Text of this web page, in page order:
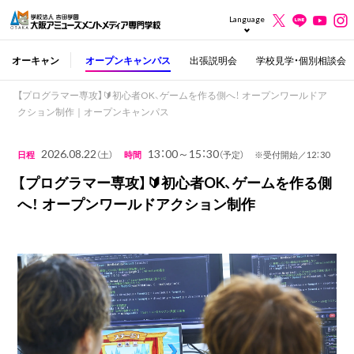
Language
オーキャン オープンキャンパス 出張説明会 学校見学・個別相談会
【プログラマー専攻】🔰初心者OK、ゲームを作る側へ！ オープンワールドア
クション制作｜オープンキャンパス
日程 2026.08.22（土） 時間 13：00～15：30（予定） ※受付開始／12：30
【プログラマー専攻】🔰初心者OK、ゲームを作る側
へ！ オープンワールドアクション制作